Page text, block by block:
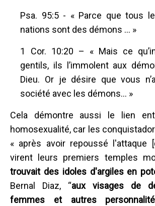
Psa. 95:5 - « Parce que tous
nations sont des démons ... »
1 Cor. 10:20 – « Mais ce
gentils, ils l’immolent aux
Dieu. Or je désire que vous
société avec les démons... »
Cela démontre aussi le lien
homosexualité, car les
« après avoir repoussé l'attaque
virent leurs premiers temples
trouvait des idoles d'argiles en
Bernal Diaz, “aux visages de
femmes et autres